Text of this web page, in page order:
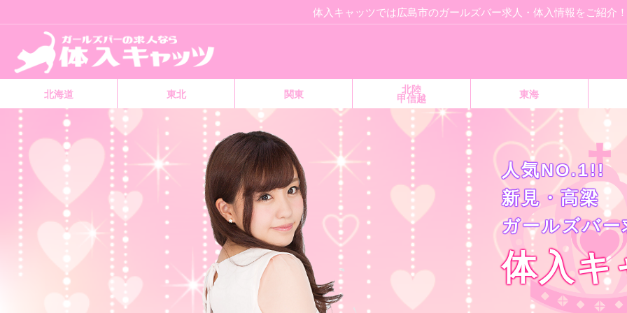
体入キャッツでは広島市のガールズバー求人・体入情報をご紹介！
北海道 東北 関東
北陸
甲信越
東海
人気NO.1!!
新見・高梁
ガールズバー
体入キ